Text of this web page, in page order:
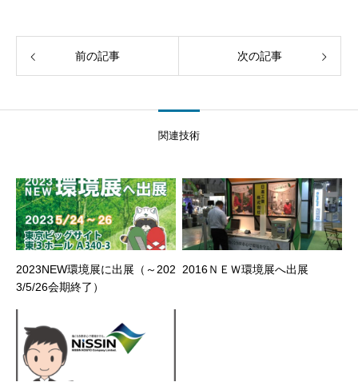
前の記事 次の記事
関連技術
2023NEW環境展に出展（～202
3/5/26会期終了）
2016ＮＥＷ環境展へ出展